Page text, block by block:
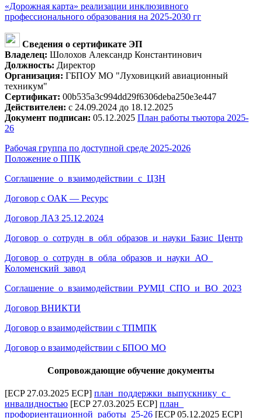
«Дорожная карта» реализации инклюзивного
профессионального образования на 2025-2030 гг
Сведения о сертификате ЭП
Владелец: Шолохов Александр Константинович
Должность: Директор
Организация: ГБПОУ МО "Луховицкий авиационный
техникум"
Сертификат: 00b535a3c994dd29f6306deba250e3e447
Действителен: с 24.09.2024 до 18.12.2025
Документ подписан: 05.12.2025 План работы тьютора 2025-
26
Рабочая группа по доступной среде 2025-2026
Положение о ППК
Соглашение_​о_​взаимодействии_​с_​ЦЗН
Договор с ОАК — Ресурс
Договор ЛАЗ 25.12.2024
Договор_​о_​сотрудн_​в_​обл_​образов_​и_​науки_​Базис_​Центр
Договор_​о_​сотрудн_​в_​обла_​образов_​и_​науки_​АО_​
Коломенский_​завод
Соглашение_​о_​взаимодействии_​РУМЦ_​СПО_​и_​ВО_​2023
Договор ВНИКТИ
Договор о взаимодействии с ТПМПК
Договор о взаимодействии с БПОО МО
Сопровождающие обучение документы
[ECP 27.03.2025 ECP] план_​поддержки_​выпускнику_​с_​
инвалидностью [ECP 27.03.2025 ECP] план_​
профориентационной_​работы_​25-26 [ECP 05.12.2025 ECP]